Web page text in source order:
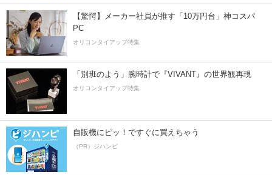
【驚愕】メーカー社員が推す「10万円台」神コスパ
PC
オリコンタイアップ特集
「別班のよう」腕時計で『VIVANT』の世界観再現
オリコンタイアップ特集
自販機にピッ！ですぐに買えちゃう
（PR）ジハンピ